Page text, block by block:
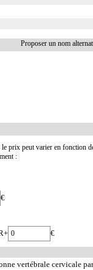
Proposer un nom
prix peut varier en
:
€
€
vertébrale cervicale